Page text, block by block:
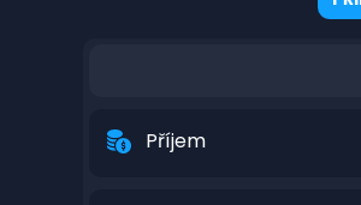
Příjem